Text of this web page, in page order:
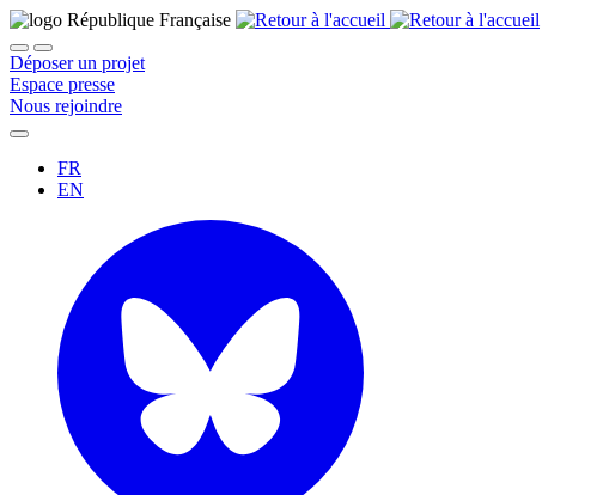
Déposer un projet
Espace presse
Nous rejoindre
FR
EN